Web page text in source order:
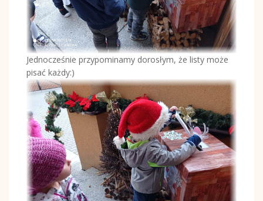
Jednocześnie przypominamy dorosłym, że listy może
pisać każdy:)